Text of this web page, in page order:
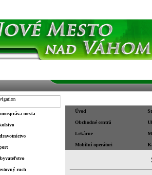
mesta
ruch
Úvod
Obchodné centrá
Lekárne
Mobilní operátori